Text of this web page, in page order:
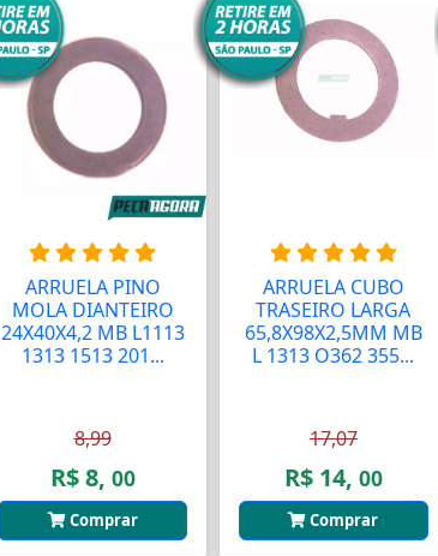
ARRUELA PINO
MOLA DIANTEIRO
24X40X4,2 MB L1113
1313 1513 201...
8,99
R$ 8, 00
Comprar
ARRUELA CUBO
TRASEIRO LARGA
65,8X98X2,5MM MB
L 1313 O362 355...
17,07
R$ 14, 00
Comprar